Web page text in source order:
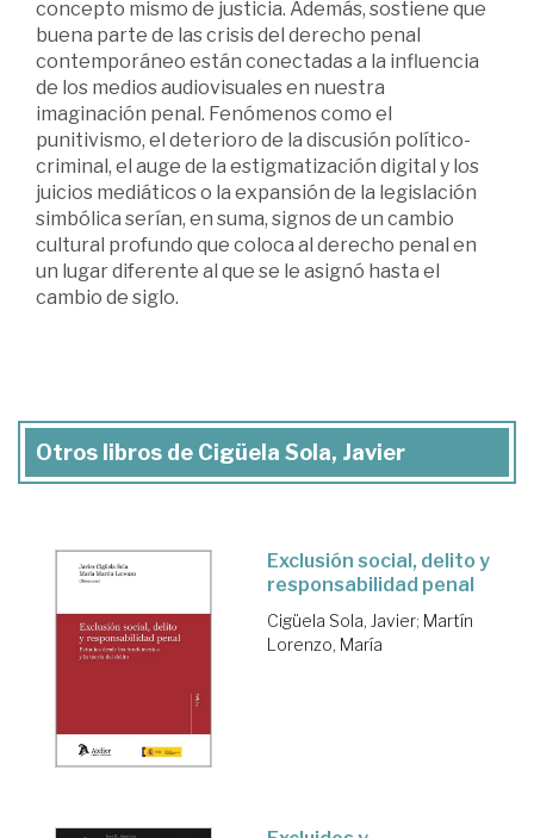
concepto mismo de justicia. Además, sostiene que
buena parte de las crisis del derecho penal
contemporáneo están conectadas a la influencia
de los medios audiovisuales en nuestra
imaginación penal. Fenómenos como el
punitivismo, el deterioro de la discusión político-
criminal, el auge de la estigmatización digital y los
juicios mediáticos o la expansión de la legislación
simbólica serían, en suma, signos de un cambio
cultural profundo que coloca al derecho penal en
un lugar diferente al que se le asignó hasta el
cambio de siglo.
Otros libros de Cigüela Sola, Javier
Exclusión social, delito y
responsabilidad penal
Cigüela Sola, Javier; Martín
Lorenzo, María